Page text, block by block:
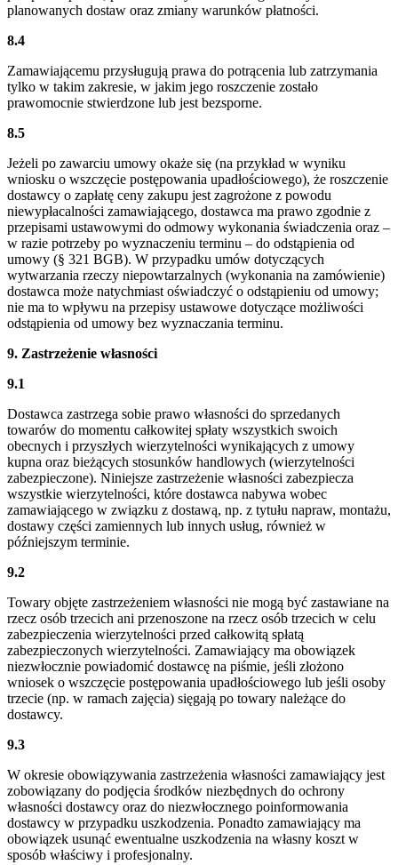
planowanych dostaw oraz zmiany warunków płatności.
8.4
Zamawiającemu przysługują prawa do potrącenia lub zatrzymania
tylko w takim zakresie, w jakim jego roszczenie zostało
prawomocnie stwierdzone lub jest bezsporne.
8.5
Jeżeli po zawarciu umowy okaże się (na przykład w wyniku
wniosku o wszczęcie postępowania upadłościowego), że roszczenie
dostawcy o zapłatę ceny zakupu jest zagrożone z powodu
niewypłacalności zamawiającego, dostawca ma prawo zgodnie z
przepisami ustawowymi do odmowy wykonania świadczenia oraz –
w razie potrzeby po wyznaczeniu terminu – do odstąpienia od
umowy (§ 321 BGB). W przypadku umów dotyczących
wytwarzania rzeczy niepowtarzalnych (wykonania na zamówienie)
dostawca może natychmiast oświadczyć o odstąpieniu od umowy;
nie ma to wpływu na przepisy ustawowe dotyczące możliwości
odstąpienia od umowy bez wyznaczania terminu.
9. Zastrzeżenie własności
9.1
Dostawca zastrzega sobie prawo własności do sprzedanych
towarów do momentu całkowitej spłaty wszystkich swoich
obecnych i przyszłych wierzytelności wynikających z umowy
kupna oraz bieżących stosunków handlowych (wierzytelności
zabezpieczone). Niniejsze zastrzeżenie własności zabezpiecza
wszystkie wierzytelności, które dostawca nabywa wobec
zamawiającego w związku z dostawą, np. z tytułu napraw, montażu,
dostawy części zamiennych lub innych usług, również w
późniejszym terminie.
9.2
Towary objęte zastrzeżeniem własności nie mogą być zastawiane na
rzecz osób trzecich ani przenoszone na rzecz osób trzecich w celu
zabezpieczenia wierzytelności przed całkowitą spłatą
zabezpieczonych wierzytelności. Zamawiający ma obowiązek
niezwłocznie powiadomić dostawcę na piśmie, jeśli złożono
wniosek o wszczęcie postępowania upadłościowego lub jeśli osoby
trzecie (np. w ramach zajęcia) sięgają po towary należące do
dostawcy.
9.3
W okresie obowiązywania zastrzeżenia własności zamawiający jest
zobowiązany do podjęcia środków niezbędnych do ochrony
własności dostawcy oraz do niezwłocznego poinformowania
dostawcy w przypadku uszkodzenia. Ponadto zamawiający ma
obowiązek usunąć ewentualne uszkodzenia na własny koszt w
sposób właściwy i profesjonalny.